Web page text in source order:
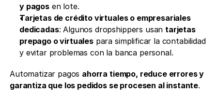
y pagos en lote.
Tarjetas de crédito virtuales o empresariales
dedicadas: Algunos dropshippers usan tarjetas
prepago o virtuales para simplificar la contabilidad
y evitar problemas con la banca personal.
Automatizar pagos ahorra tiempo, reduce errores y
garantiza que los pedidos se procesen al instante.